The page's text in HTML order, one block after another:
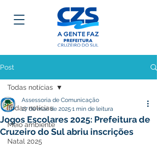
Post
Todas notícias
Meio ambiente
Natal 2025
Todas notícias
Jogos Escolares 2025: Prefeitura de
Cruzeiro do Sul abriu inscrições
Assessoria de Comunicação
27 de mar. de 2025 1 min de leitura